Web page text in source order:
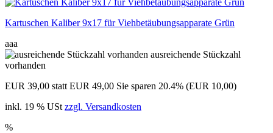
Kartuschen Kaliber 9x17 für Viehbetäubungsapparate Grün
aaa
ausreichende Stückzahl
vorhanden
EUR 39,00 statt EUR 49,00 Sie sparen 20.4% (EUR 10,00)
inkl. 19 % USt zzgl. Versandkosten
%